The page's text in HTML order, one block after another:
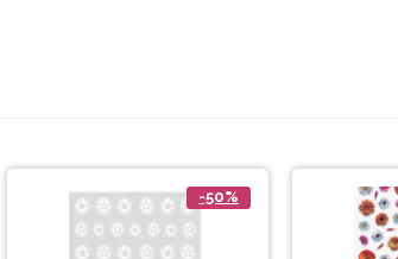
-50%